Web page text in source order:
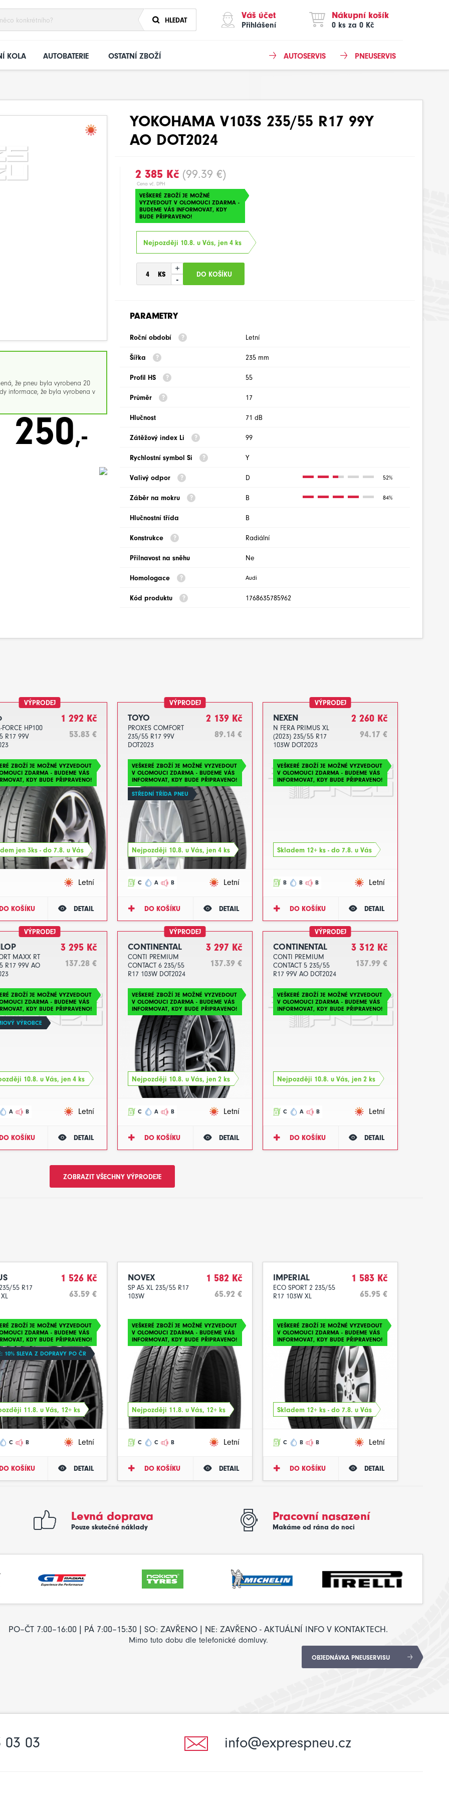
HLEDAT Váš účet
Přihlášení
Nákupní košík
0 ks za 0 Kč
KOLA AUTOBATERIE OSTATNÍ ZBOŽÍ PNEUSERVIS
AUTOSERVIS
že pneu byla vyrobena 20
informace, že byla vyrobena v
250,-
YOKOHAMA V103S 235/55 R17 99Y
AO DOT2024
2 385 Kč (99.39 €)
Cena vč. DPH
VEŠKERÉ ZBOŽÍ JE MOŽNÉ
VYZVEDOUT V OLOMOUCI ZDARMA -
BUDEME VÁS INFORMOVAT, KDY
BUDE PŘIPRAVENO!
Nejpozději 10.8. u Vás, jen 4 ks
+
-
PARAMETRY
Roční období Letní
Šířka 235 mm
Profil HS 55
Průměr 17
Hlučnost 71 dB
Zátěžový index Li 99
Rychlostní symbol Si Y
Valivý odpor D 52%
Záběr na mokru B 84%
Hlučnostní třída B
Konstrukce Radiální
Přilnavost na sněhu Ne
Homologace Audi
Kód produktu 1768635785962
VÝPRODEJ
FORCE HP100
R17 99V
1 292 Kč
53.83 €
ZBOŽÍ JE MOŽNÉ VYZVEDOUT
ZDARMA - BUDEME VÁS
KDY BUDE PŘIPRAVENO!
jen 3ks - do 7.8. u Vás
Letní
KOŠÍKU DETAIL
VÝPRODEJ
TOYO
PROXES COMFORT
235/55 R17 99V
DOT2023
2 139 Kč
89.14 €
VEŠKERÉ ZBOŽÍ JE MOŽNÉ VYZVEDOUT
V OLOMOUCI ZDARMA - BUDEME VÁS
INFORMOVAT, KDY BUDE PŘIPRAVENO!
STŘEDNÍ TŘÍDA PNEU
Nejpozději 10.8. u Vás, jen 4 ks
C A B Letní
DO KOŠÍKU DETAIL
VÝPRODEJ
NEXEN
N FERA PRIMUS XL
(2023) 235/55 R17
103W DOT2023
2 260 Kč
94.17 €
VEŠKERÉ ZBOŽÍ JE MOŽNÉ VYZVEDOUT
V OLOMOUCI ZDARMA - BUDEME VÁS
INFORMOVAT, KDY BUDE PŘIPRAVENO!
Skladem 12+ ks - do 7.8. u Vás
B B B Letní
DO KOŠÍKU DETAIL
VÝPRODEJ
MAXX RT
R17 99V AO
3 295 Kč
137.28 €
ZBOŽÍ JE MOŽNÉ VYZVEDOUT
ZDARMA - BUDEME VÁS
KDY BUDE PŘIPRAVENO!
VÝROBCE
10.8. u Vás, jen 4 ks
A B Letní
KOŠÍKU DETAIL
VÝPRODEJ
CONTINENTAL
CONTI PREMIUM
CONTACT 6 235/55
R17 103W DOT2024
3 297 Kč
137.39 €
VEŠKERÉ ZBOŽÍ JE MOŽNÉ VYZVEDOUT
V OLOMOUCI ZDARMA - BUDEME VÁS
INFORMOVAT, KDY BUDE PŘIPRAVENO!
Nejpozději 10.8. u Vás, jen 2 ks
C A B Letní
DO KOŠÍKU DETAIL
VÝPRODEJ
CONTINENTAL
CONTI PREMIUM
CONTACT 5 235/55
R17 99V AO DOT2024
3 312 Kč
137.99 €
VEŠKERÉ ZBOŽÍ JE MOŽNÉ VYZVEDOUT
V OLOMOUCI ZDARMA - BUDEME VÁS
INFORMOVAT, KDY BUDE PŘIPRAVENO!
Nejpozději 10.8. u Vás, jen 2 ks
C A B Letní
DO KOŠÍKU DETAIL
ZOBRAZIT VŠECHNY VÝPRODEJE
55 R17
1 526 Kč
63.59 €
ZBOŽÍ JE MOŽNÉ VYZVEDOUT
ZDARMA - BUDEME VÁS
KDY BUDE PŘIPRAVENO!
10% SLEVA Z DOPRAVY PO ČR
11.8. u Vás, 12+ ks
C B Letní
KOŠÍKU DETAIL
NOVEX
SP A5 XL 235/55 R17
103W
1 582 Kč
65.92 €
VEŠKERÉ ZBOŽÍ JE MOŽNÉ VYZVEDOUT
V OLOMOUCI ZDARMA - BUDEME VÁS
INFORMOVAT, KDY BUDE PŘIPRAVENO!
Nejpozději 11.8. u Vás, 12+ ks
C C B Letní
DO KOŠÍKU DETAIL
IMPERIAL
ECO SPORT 2 235/55
R17 103W XL
1 583 Kč
65.95 €
VEŠKERÉ ZBOŽÍ JE MOŽNÉ VYZVEDOUT
V OLOMOUCI ZDARMA - BUDEME VÁS
INFORMOVAT, KDY BUDE PŘIPRAVENO!
Skladem 12+ ks - do 7.8. u Vás
C B B Letní
DO KOŠÍKU DETAIL
Levná doprava
Pouze skutečné náklady
Pracovní nasazení
Makáme od rána do noci
PO–ČT 7:00–16:00 | PÁ 7:00–15:30 | SO: ZAVŘENO | NE: ZAVŘENO - AKTUÁLNÍ INFO V KONTAKTECH.
Mimo tuto dobu dle telefonické domluvy.
OBJEDNÁVKA PNEUSERVISU
03 03 info@exprespneu.cz